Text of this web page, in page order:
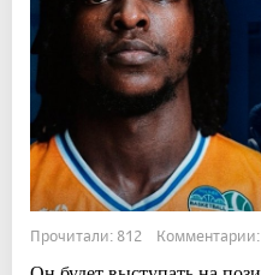
Прочитали: 812